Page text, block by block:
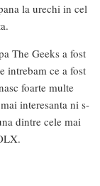
la urechi in cel
The Geeks a fost
intrebam ce a fost
foarte multe
interesanta ni s-
dintre cele mai